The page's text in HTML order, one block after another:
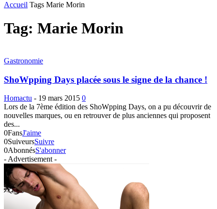
Accueil Tags Marie Morin
Tag: Marie Morin
Gastronomie
ShoWpping Days placée sous le signe de la chance !
Homactu - 19 mars 2015 0
Lors de la 7ème édition des ShoWpping Days, on a pu découvrir de
nouvelles marques, ou en retrouver de plus anciennes qui proposent
des...
0FansJ'aime
0SuiveursSuivre
0AbonnésS'abonner
- Advertisement -